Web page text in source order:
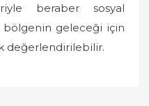
beraber sosyal
bölgenin geleceği için
değerlendirilebilir.